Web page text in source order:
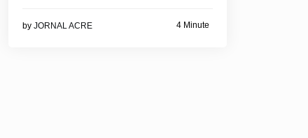
by JORNAL ACRE 4 Minute